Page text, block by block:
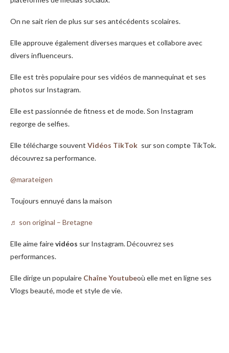
On ne sait rien de plus sur ses antécédents scolaires.
Elle approuve également diverses marques et collabore avec
divers influenceurs.
Elle est très populaire pour ses vidéos de mannequinat et ses
photos sur Instagram.
Elle est passionnée de fitness et de mode. Son Instagram
regorge de selfies.
Elle télécharge souvent Vidéos TikTok sur son compte TikTok.
découvrez sa performance.
@marateigen
Toujours ennuyé dans la maison
♬ son original – Bretagne
Elle aime fairevidéos sur Instagram. Découvrez ses
performances.
Elle dirige un populaire Chaîne Youtubeoù elle met en ligne ses
Vlogs beauté, mode et style de vie.